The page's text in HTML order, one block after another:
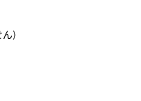
）